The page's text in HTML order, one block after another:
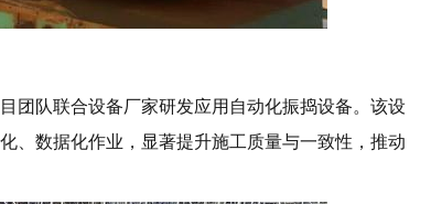
团队联合设备厂家研发应用自动化振捣设备。该设
、数据化作业，显著提升施工质量与一致性，推动